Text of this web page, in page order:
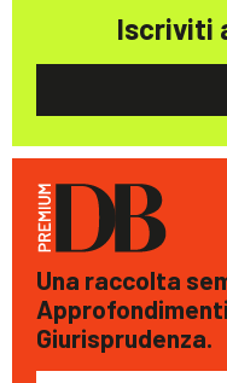
Iscriviti
Una raccolta
Giurisprudenza.